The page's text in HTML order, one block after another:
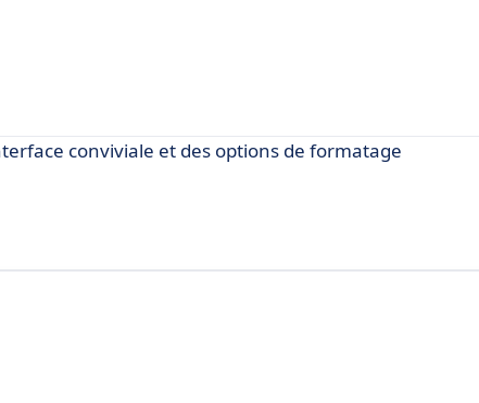
conviviale et des options de formatage